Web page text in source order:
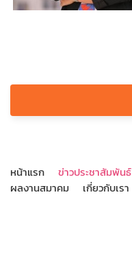
หน้าแรก ข่าวประชาสัมพันธ์
ผลงานสมาคม
เกี่ยวกับเรา